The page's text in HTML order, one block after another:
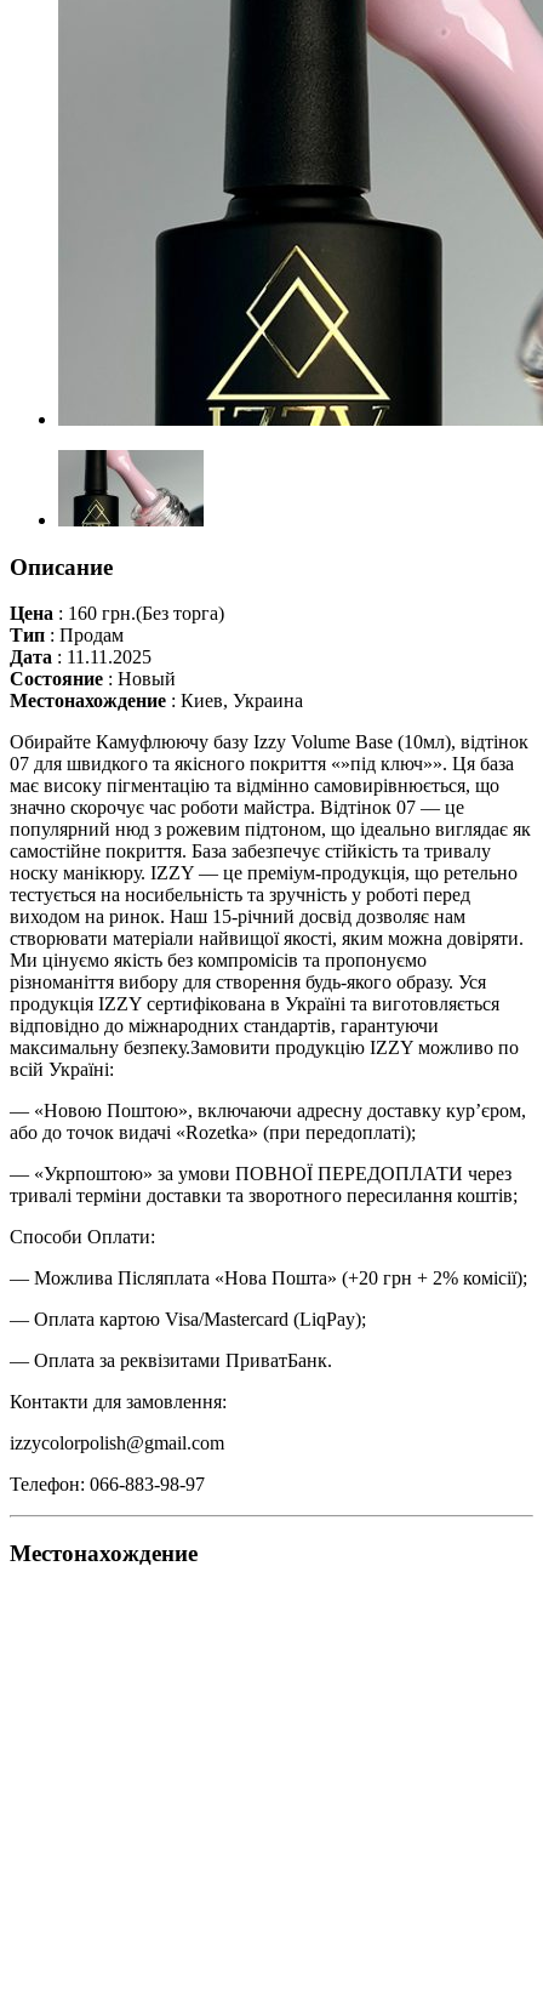
Описание
Цена : 160 грн.(Без торга)
Тип : Продам
Дата : 11.11.2025
Состояние : Новый
Местонахождение : Киев, Украина
Обирайте Камуфлюючу базу Izzy Volume Base (10мл), відтінок
07 для швидкого та якісного покриття «»під ключ»». Ця база
має високу пігментацію та відмінно самовирівнюється, що
значно скорочує час роботи майстра. Відтінок 07 — це
популярний нюд з рожевим підтоном, що ідеально виглядає як
самостійне покриття. База забезпечує стійкість та тривалу
носку манікюру. IZZY — це преміум-продукція, що ретельно
тестується на носибельність та зручність у роботі перед
виходом на ринок. Наш 15-річний досвід дозволяє нам
створювати матеріали найвищої якості, яким можна довіряти.
Ми цінуємо якість без компромісів та пропонуємо
різноманіття вибору для створення будь-якого образу. Уся
продукція IZZY сертифікована в Україні та виготовляється
відповідно до міжнародних стандартів, гарантуючи
максимальну безпеку.Замовити продукцію IZZY можливо по
всій Україні:
— «Новою Поштою», включаючи адресну доставку кур’єром,
або до точок видачі «Rozetka» (при передоплаті);
— «Укрпоштою» за умови ПОВНОЇ ПЕРЕДОПЛАТИ через
тривалі терміни доставки та зворотного пересилання коштів;
Способи Оплати:
— Можлива Післяплата «Нова Пошта» (+20 грн + 2% комісії);
— Оплата картою Visa/Mastercard (LiqPay);
— Оплата за реквізитами ПриватБанк.
Контакти для замовлення:
izzycolorpolish@gmail.com
Телефон: 066-883-98-97
Местонахождение